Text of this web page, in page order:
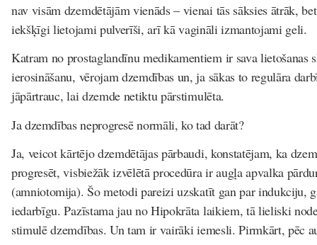
nav visām dzemdētājām vienāds – vienai tās sāksies ātrāk,
iekšķīgi lietojami pulverīši, arī kā vagināli izmantojami
Katram no prostaglandīnu medikamentiem ir sava lietošanas
ierosināšanu, vērojam dzemdības un, ja sākas to regulāra
jāpārtrauc, lai dzemde netiktu pārstimulēta.
Ja dzemdības neprogresē normāli, ko tad darāt?
Ja, veicot kārtējo dzemdētājas pārbaudi, konstatējam, ka
progresēt, visbiežāk izvēlētā procedūra ir augļa apvalka
(amniotomija). Šo metodi pareizi uzskatīt gan par indukciju,
iedarbīgu. Pazīstama jau no Hipokrāta laikiem, tā lieliski
stimulē dzemdības. Un tam ir vairāki iemesli. Pirmkārt, pēc